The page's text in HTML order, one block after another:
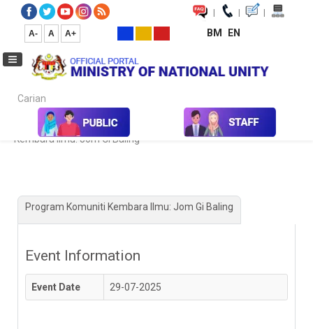
| | |
A- A A+ BM EN
Carian...
Kalendar Aktiviti & Program
Program Komuniti
Kembara Ilmu: Jom Gi Baling
Program Komuniti Kembara Ilmu: Jom Gi Baling
Event Information
Event Date 29-07-2025